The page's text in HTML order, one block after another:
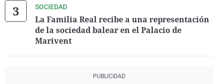
SOCIEDAD
La Familia Real recibe a una representación
de la sociedad balear en el Palacio de
Marivent